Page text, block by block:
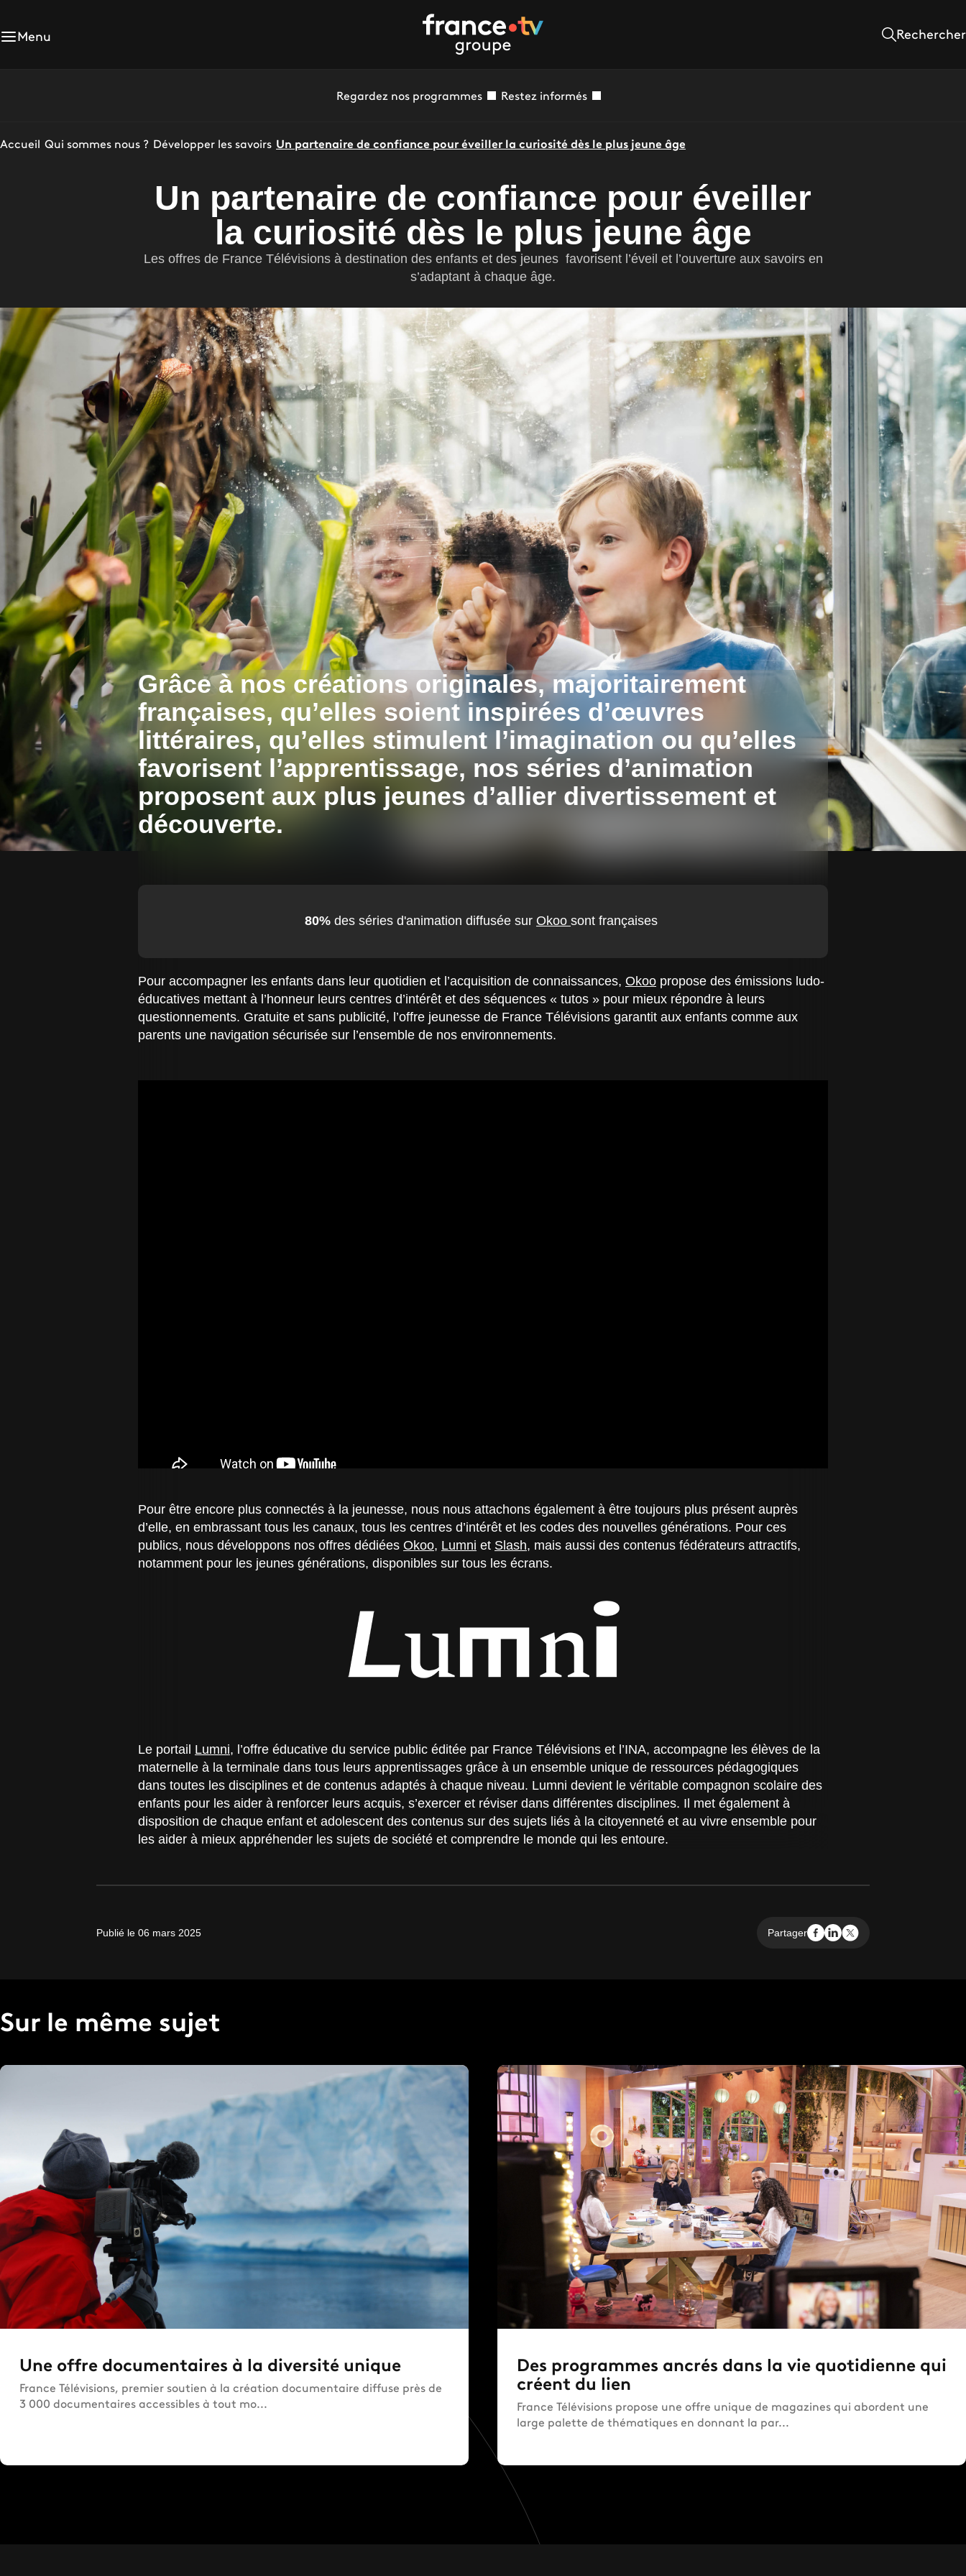
Menu Rechercher
Regardez nos programmes Restez informés
Accueil Qui sommes nous ? Développer les savoirs Un partenaire de confiance pour éveiller la curiosité dès le plus jeune âge
Un partenaire de confiance pour éveiller
la curiosité dès le plus jeune âge
Les offres de France Télévisions à destination des enfants et des jeunes favorisent l’éveil et l’ouverture aux savoirs en
s’adaptant à chaque âge.
Grâce à nos créations originales, majoritairement
françaises, qu’elles soient inspirées d’œuvres
littéraires, qu’elles stimulent l’imagination ou qu’elles
favorisent l’apprentissage,nos séries d’animation
proposent aux plus jeunes d’allier divertissement et
découverte.
80% des séries d'animation diffusée sur Okoo sont françaises
Pour accompagner les enfants dans leur quotidien et l’acquisition de connaissances, Okoo propose des émissions ludo-
éducatives mettant à l’honneur leurs centres d’intérêt et des séquences « tutos » pour mieux répondre à leurs
questionnements. Gratuite et sans publicité, l’offre jeunesse de France Télévisions garantit aux enfants comme aux
parents une navigation sécurisée sur l’ensemble de nos environnements.
Pour être encore plus connectés à la jeunesse, nous nous attachons également à être toujours plus présent auprès
d’elle, en embrassant tous les canaux, tous les centres d’intérêt et les codes des nouvelles générations. Pour ces
publics, nous développons nos offres dédiées Okoo, Lumni et Slash, mais aussi des contenus fédérateurs attractifs,
notamment pour les jeunes générations, disponibles sur tous les écrans.
Le portail Lumni, l’offre éducative du service public éditée par France Télévisions et l’INA, accompagne les élèves de la
maternelle à la terminale dans tous leurs apprentissages grâce à un ensemble unique de ressources pédagogiques
dans toutes les disciplines et de contenus adaptés à chaque niveau. Lumni devient le véritable compagnon scolaire des
enfants pour les aider à renforcer leurs acquis, s’exercer et réviser dans différentes disciplines. Il met également à
disposition de chaque enfant et adolescent des contenus sur des sujets liés à la citoyenneté et au vivre ensemble pour
les aider à mieux appréhender les sujets de société et comprendre le monde qui les entoure.
Publié le 06 mars 2025 Partager
Sur le même sujet
Une offre documentaires à la diversité unique
France Télévisions, premier soutien à la création documentaire diffuse près de
3 000 documentaires accessibles à tout mo...
Des programmes ancrés dans la vie quotidienne qui
créent du lien
France Télévisions propose une offre unique de magazines qui abordent une
large palette de thématiques en donnant la par...